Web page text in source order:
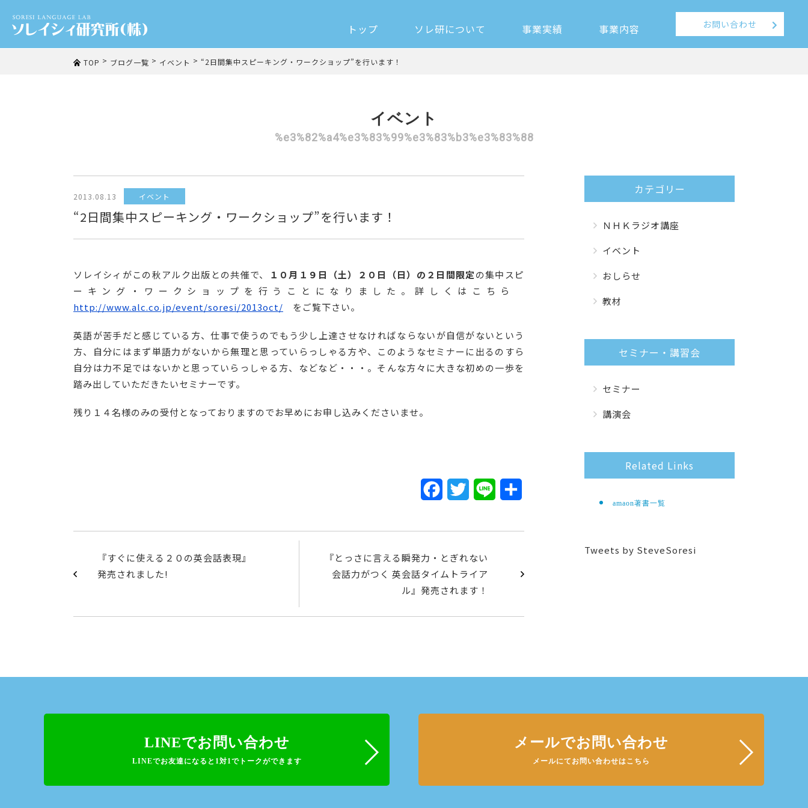
トップ ソレ研について 事業実績 事業内容 お問い合わせ
TOP > ブログ一覧 > イベント > “2日間集中スピーキング・ワークショップ”を行います！
イベント
%e3%82%a4%e3%83%99%e3%83%b3%e3%83%88
2013.08.13 イベント
“2日間集中スピーキング・ワークショップ”を行います！
ソレイシィがこの秋アルク出版との共催で、 １０月１９日（土）２０日（日）の２日間限定の集中スピ
ーキング・ワークショップを行うことになりました。詳しくはこちら
http://www.alc.co.jp/event/soresi/2013oct/ をご覧下さい。
英語が苦手だと感じている方、仕事で使うのでもう少し上達させなければならないが自信がないという
方、自分にはまず単語力がないから無理と思っていらっしゃる方や、このようなセミナーに出るのすら
自分は力不足ではないかと思っていらっしゃる方、などなど・・・。そんな方々に大きな初めの一歩を
踏み出していただきたいセミナーです。
残り１４名様のみの受付となっておりますのでお早めにお申し込みくださいませ。
FacebookTwitterLine
『すぐに使える２０の英会話表現』
発売されました!
『とっさに言える瞬発力・とぎれない
会話力がつく 英会話タイムトライア
ル』発売されます！
カテゴリー
ＮＨＫラジオ講座
イベント
おしらせ
教材
セミナー・講習会
セミナー
講演会
Related Links
amaon著書一覧
Tweets by SteveSoresi
LINEでお問い合わせ
LINEでお友達になると1対1でトークができます
メールでお問い合わせ
メールにてお問い合わせはこちら